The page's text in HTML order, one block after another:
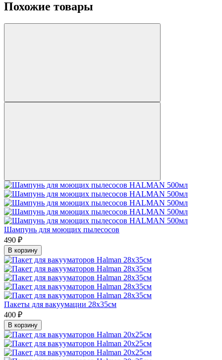
Похожие товары
Шампунь для моющих пылесосов
490 ₽
В корзину
Пакеты для вакуумации 28х35см
400 ₽
В корзину